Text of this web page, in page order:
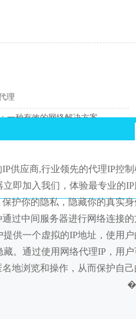
理
一种有效的网络解决方案
供应商,行业领先的代理IP控制
即加入我们，体验最专业的IP
护你的隐私，隐藏你的真实身
通过中间服务器进行网络连接的
供一个虚拟的IP地址，使用户
藏。通过使用网络代理IP，用户
名地浏览和操作，从而保护自己